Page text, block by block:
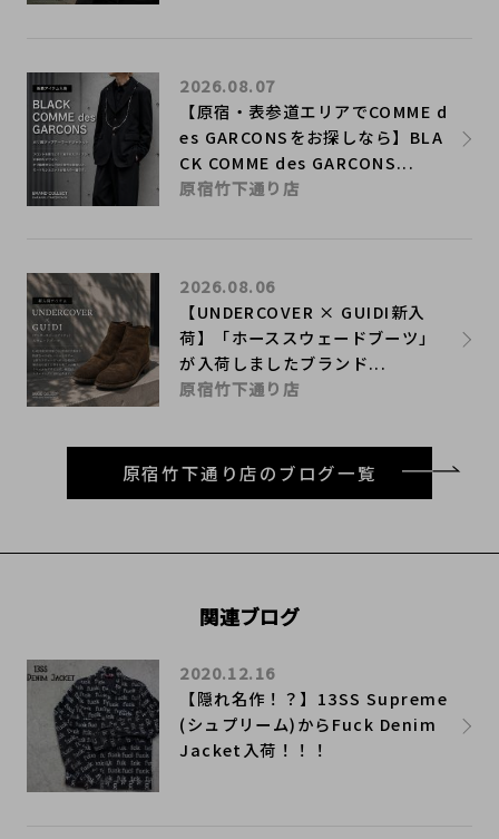
【原宿・表参道エリアでCOMME d
es GARCONSをお探しなら】BLA
CK COMME des GARCONS...
2026.08.07
原宿竹下通り店
【UNDERCOVER × GUIDI新入
荷】「ホーススウェードブーツ」
が入荷しましたブランド...
2026.08.06
原宿竹下通り店
原宿竹下通り店のブログ一覧
関連ブログ
【隠れ名作！？】13SS Supreme
(シュプリーム)からFuck Denim
Jacket入荷！！！
2020.12.16